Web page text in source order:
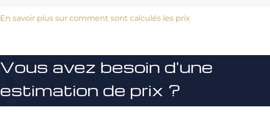
En savoir plus sur comment sont calculés les prix
Vous avez besoin d'une
estimation de prix ?